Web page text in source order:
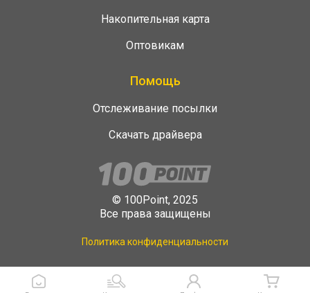
© 100Point, 2025
Все права защищены
Политика конфиденциальности
Накопительная карта
Оптовикам
Помощь
Отслеживание посылки
Скачать драйвера